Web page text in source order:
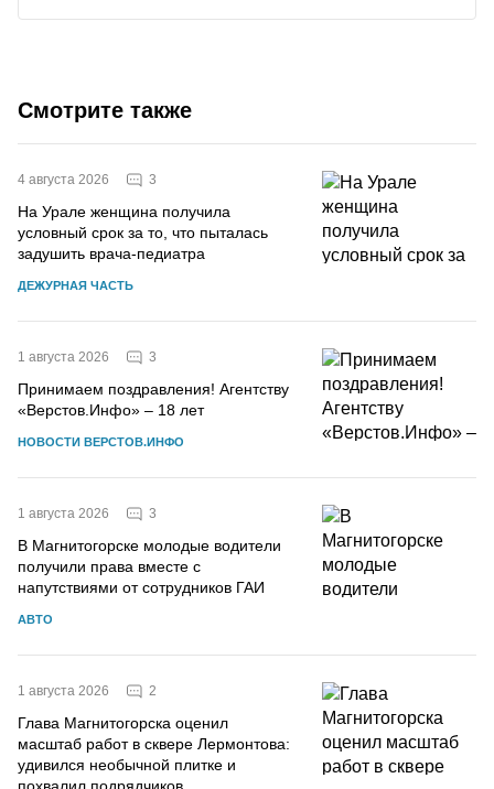
Смотрите также
4 августа 2026 3
На Урале женщина получила
условный срок за то, что пыталась
задушить врача-педиатра
ДЕЖУРНАЯ ЧАСТЬ
1 августа 2026 3
Принимаем поздравления! Агентству
«Верстов.Инфо» – 18 лет
НОВОСТИ ВЕРСТОВ.ИНФО
1 августа 2026 3
В Магнитогорске молодые водители
получили права вместе с
напутствиями от сотрудников ГАИ
АВТО
1 августа 2026 2
Глава Магнитогорска оценил
масштаб работ в сквере Лермонтова:
удивился необычной плитке и